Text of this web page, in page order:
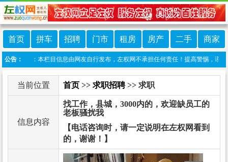
首页 拼车 招聘 门市 租房 房产 二手 商家
公告：
免责声明：本栏目信息由网友自行发布，左权网不承担任何责任！提高警惕，谨防
当前位置 首页 >> 求职招聘>> 求职
信息内容
找工作，县城，3000内的，欢迎缺员工的
老板骚扰我
【电话咨询时，请一定说明在左权网看到
的，谢谢！】